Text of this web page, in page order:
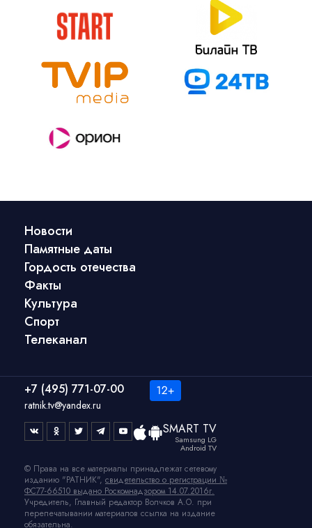
Новости
Памятные даты
Гордость отечества
Факты
Культура
Спорт
Телеканал
+7 (495) 771-07-00
ratnik.tv@yandex.ru
SMART TV
Samsung LG
Android TV
© Права на все материалы принадлежат сетевому
изданию "РАТНИК", свидетельство о регистрации №
ФС77-66510 выдано Роскомнадзором 14.07.2016г.
Учредитель, Главный редактор Волчков А.О. при
перепечатывании материалов ссылка на издание
обязательна.